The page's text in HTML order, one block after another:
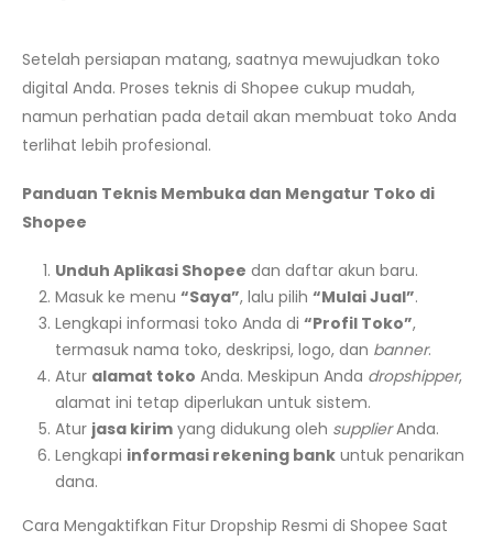
Setelah persiapan matang, saatnya mewujudkan toko
digital Anda. Proses teknis di Shopee cukup mudah,
namun perhatian pada detail akan membuat toko Anda
terlihat lebih profesional.
Panduan Teknis Membuka dan Mengatur Toko di
Shopee
Unduh Aplikasi Shopee dan daftar akun baru.
Masuk ke menu “Saya”, lalu pilih “Mulai Jual”.
Lengkapi informasi toko Anda di “Profil Toko”,
termasuk nama toko, deskripsi, logo, dan banner.
Atur alamat toko Anda. Meskipun Anda dropshipper,
alamat ini tetap diperlukan untuk sistem.
Atur jasa kirimyang didukung oleh supplierAnda.
Lengkapi informasi rekening bankuntuk penarikan
dana.
Cara Mengaktifkan Fitur Dropship Resmi di Shopee Saat